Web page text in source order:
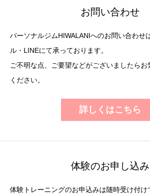
お問い合わせ
パーソナルジムHIWALANIへのお問い合わせ
ル・LINEにて承っております。
ご不明な点、ご要望などがございましたら
ください。
詳しくはこちら
体験のお申し込み
体験トレーニングのお申込みは随時受け付